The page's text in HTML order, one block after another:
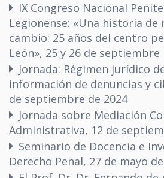
IX Congreso Nacional
Legionense: «Una historia de
cambio: 25 años del centro
León», 25 y 26 de septiembre
Jornada: Régimen jurídico
información de denuncias y
de septiembre de 2024
Jornada sobre Mediación
Administrativa, 12 de
Seminario de Docencia e
Derecho Penal, 27 de mayo